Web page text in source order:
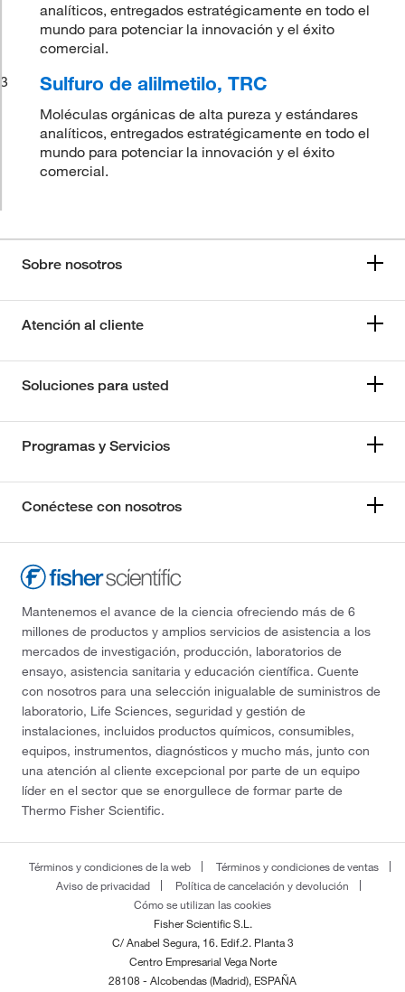
analíticos, entregados estratégicamente en todo el
mundo para potenciar la innovación y el éxito
comercial.
3
Sulfuro de alilmetilo, TRC
Moléculas orgánicas de alta pureza y estándares
analíticos, entregados estratégicamente en todo el
mundo para potenciar la innovación y el éxito
comercial.
Sobre nosotros
Atención al cliente
Soluciones para usted
Programas y Servicios
Conéctese con nosotros
Mantenemos el avance de la ciencia ofreciendo más de 6
millones de productos y amplios servicios de asistencia a los
mercados de investigación, producción, laboratorios de
ensayo, asistencia sanitaria y educación científica. Cuente
con nosotros para una selección inigualable de suministros de
laboratorio, Life Sciences, seguridad y gestión de
instalaciones, incluidos productos químicos, consumibles,
equipos, instrumentos, diagnósticos y mucho más, junto con
una atención al cliente excepcional por parte de un equipo
líder en el sector que se enorgullece de formar parte de
Thermo Fisher Scientific.
Términos y condiciones de la web
Términos y condiciones de ventas
Aviso de privacidad
Política de cancelación y devolución
Cómo se utilizan las cookies
Fisher Scientific S.L.
C/ Anabel Segura, 16. Edif.2. Planta 3
Centro Empresarial Vega Norte
28108 - Alcobendas (Madrid), ESPAÑA